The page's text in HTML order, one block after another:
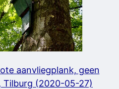
aanvliegplank, geen
Tilburg (2020-05-27)